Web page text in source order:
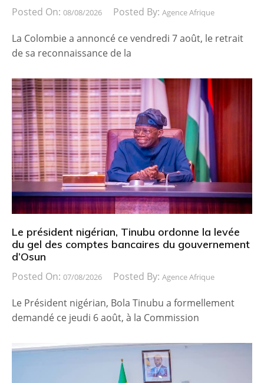
Posted On: 08/08/2026 Posted By: Agence Afrique
La Colombie a annoncé ce vendredi 7 août, le retrait
de sa reconnaissance de la
Le président nigérian, Tinubu ordonne la levée
du gel des comptes bancaires du gouvernement
d’Osun
Posted On: 07/08/2026 Posted By: Agence Afrique
Le Président nigérian, Bola Tinubu a formellement
demandé ce jeudi 6 août, à la Commission